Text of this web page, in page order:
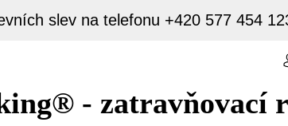
slev na telefonu +420 577 454
- zatravňovací